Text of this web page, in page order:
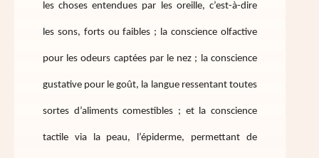
les choses entendues par les oreille, c’est-à-dire
les sons, forts ou faibles ; la conscience olfactive
pour les odeurs captées par le nez ; la conscience
gustative pour le goût, la langue ressentant toutes
sortes d’aliments comestibles ; et la conscience
tactile via la peau, l’épiderme, permettant de